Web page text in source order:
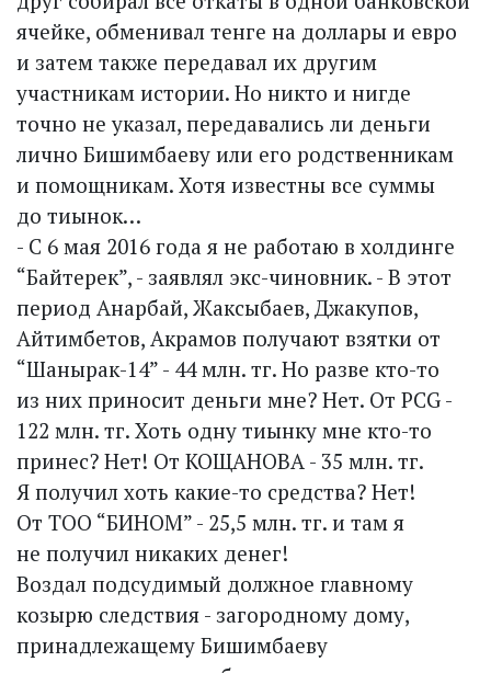
ячейке, обменивал тенге на доллары и евро
и затем также передавал их другим
участникам истории. Но никто и нигде
точно не указал, передавались ли деньги
лично Бишимбаеву или его родственникам
и помощникам. Хотя известны все суммы
до тиынок…
- С 6 мая 2016 года я не работаю в холдинге
“Байтерек”, - заявлял экс-чиновник. - В этот
период Анарбай, Жаксыбаев, Джакупов,
Айтимбетов, Акрамов получают взятки от
“Шанырак-14” - 44 млн. тг. Но разве кто-то
из них приносит деньги мне? Нет. От PCG -
122 млн. тг. Хоть одну тиынку мне кто-то
принес? Нет! От КОЩАНОВА - 35 млн. тг.
Я получил хоть какие-то средства? Нет!
От ТОО “БИНОМ” - 25,5 млн. тг. и там я
не получил никаких денег!
Воздал подсудимый должное главному
козырю следствия - загородному дому,
принадлежащему Бишимбаеву